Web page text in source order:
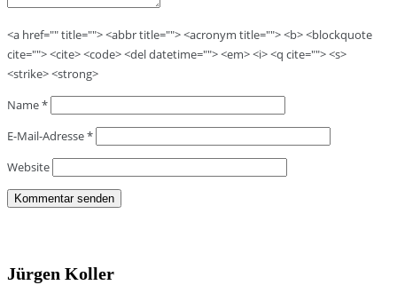
<a href="" title=""> <abbr title=""> <acronym title=""> <b> <blockquote
cite=""> <cite> <code> <del datetime=""> <em> <i> <q cite=""> <s>
<strike> <strong>
Name*
E-Mail-Adresse*
Website
Jürgen Koller